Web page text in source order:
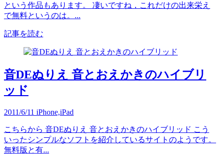
という作品もあります。 凄いですね，これだけの出来栄え
で無料というのは。...
記事を読む
音DEぬりえ 音とおえかきのハイブリ
ッド
2011/6/11 iPhone,iPad
こちらから 音DEぬりえ 音とおえかきのハイブリッド こう
いったシンプルなソフトを紹介しているサイトのようです。
無料版と有...